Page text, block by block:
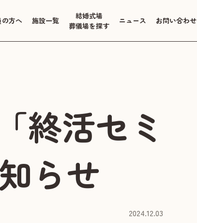
方へ 施設一覧
結婚式場
葬儀場を探す
ニュース お問い合わせ
終活セミ
らせ
2024.12.03